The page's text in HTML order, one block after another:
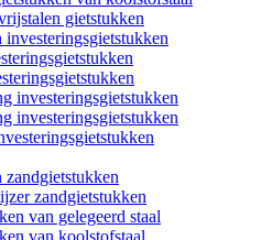
gietstukken
investeringsgietstukken
investeringsgietstukken
zandgietstukken
van gelegeerd staal
van koolstofstaal